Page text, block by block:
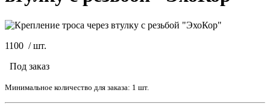
1100 /шт.
Под заказ
Минимальное количество для заказа: 1 шт.